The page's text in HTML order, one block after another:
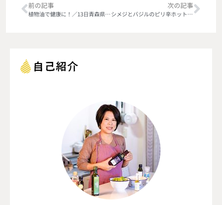
前の記事
植物油で健康に！／13日青森県横浜町
次の記事
シメジとバジルのピリ辛ホットサラダ